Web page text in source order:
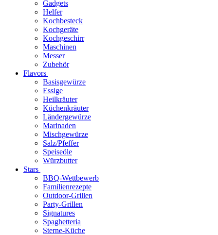
Gadgets
Helfer
Kochbesteck
Kochgeräte
Kochgeschirr
Maschinen
Messer
Zubehör
Flavors
Basisgewürze
Essige
Heilkräuter
Küchenkräuter
Ländergewürze
Marinaden
Mischgewürze
Salz/Pfeffer
Speiseöle
Würzbutter
Stars
BBQ-Wettbewerb
Familienrezepte
Outdoor-Grillen
Party-Grillen
Signatures
Spaghetteria
Sterne-Küche